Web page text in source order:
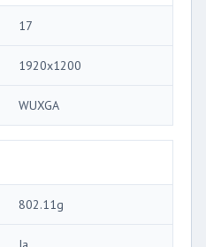
17
1920x1200
WUXGA
802.11g